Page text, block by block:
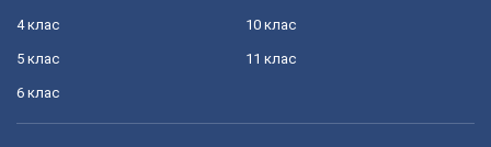
4 клас
5 клас
6 клас
10 клас
11 клас